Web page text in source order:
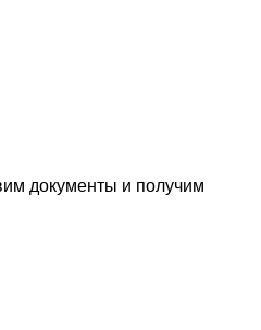
документы и получим